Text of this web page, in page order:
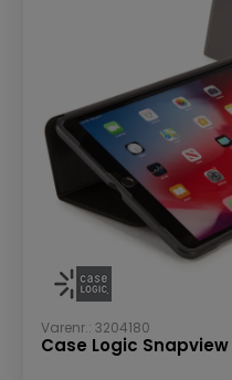
Varenr.: 3204180
Case Logic